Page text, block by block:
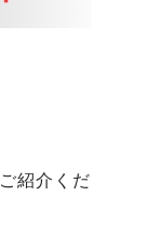
紹介くだ